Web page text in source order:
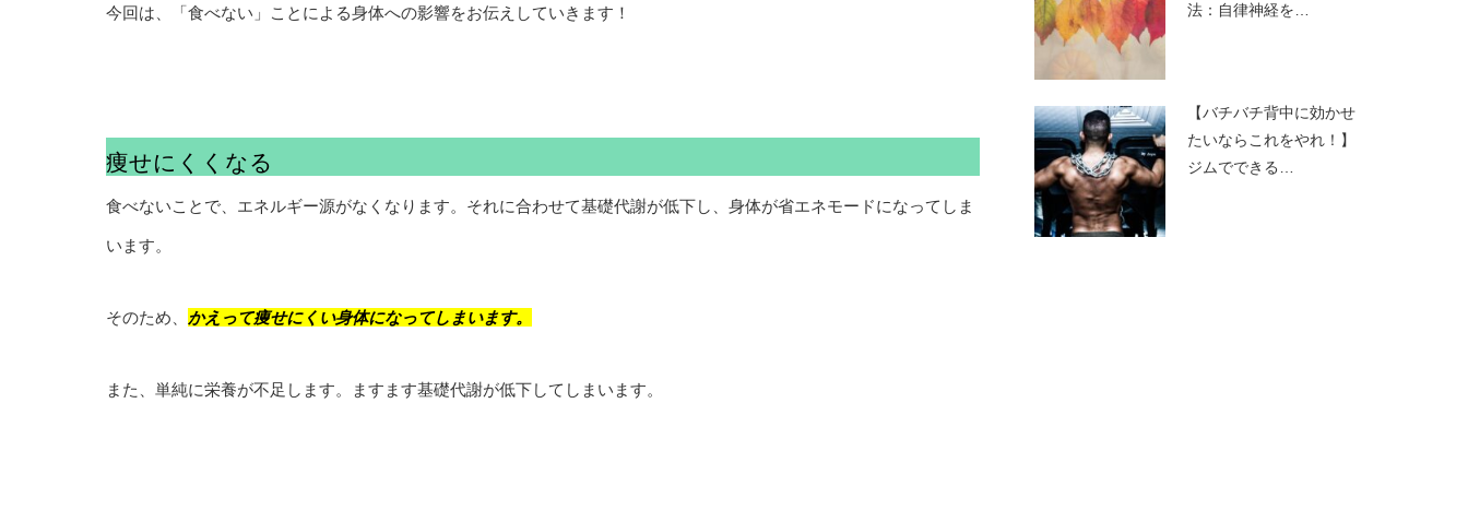
今回は、「食べない」ことによる身体への影響をお伝えしていきます！
痩せにくくなる
食べないことで、エネルギー源がなくなります。それに合わせて基礎代謝が低下し、身体が省エネモードになってしま
います。
そのため、 かえって痩せにくい身体になってしまいます。
また、単純に栄養が不足します。ますます基礎代謝が低下してしまいます。
法：自律神経を…
【バチバチ背中に効かせ
たいならこれをやれ！】
ジムでできる…